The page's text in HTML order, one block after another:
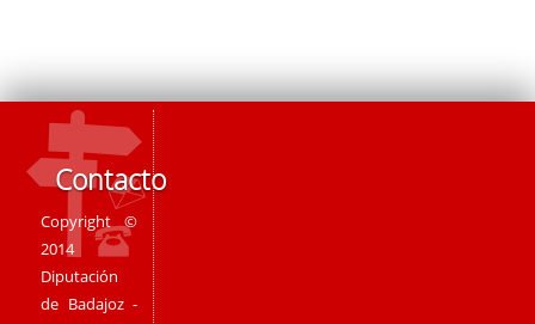
Contacto
Copyright ©
2014
Diputación
de Badajoz -